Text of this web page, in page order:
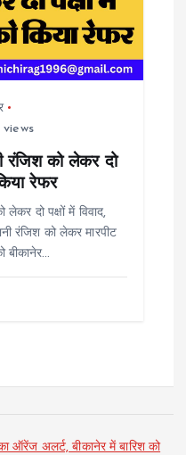
views
रंजिश को लेकर दो
रेफर
दो पक्षों में विवाद,
रंजिश को लेकर मारपीट
बीकानेर…
ऑरेंज अलर्ट, बीकानेर में बारिश को